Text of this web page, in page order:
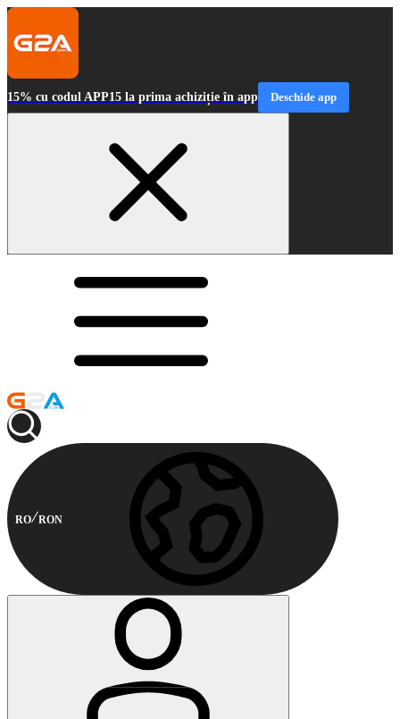
15% cu codul APP15 la prima achiziție în app Deschide app
RO RON